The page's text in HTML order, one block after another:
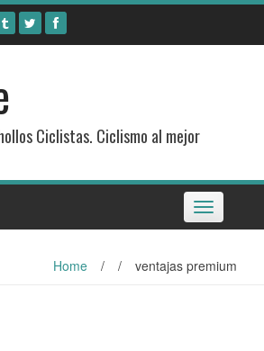
Ciclistas. Ciclismo al mejor
Toggle
navigation
Home / / ventajas premium